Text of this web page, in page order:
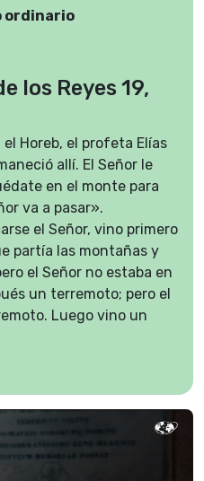
ordinario
los Reyes 19,
Horeb, el profeta Elías
allí. El Señor le
en el monte para
va a pasar».
el Señor, vino primero
partía las montañas y
el Señor no estaba en
un terremoto; pero el
Luego vino un
de una brisa